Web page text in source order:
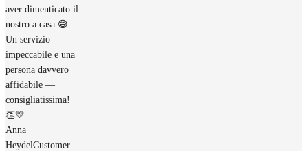
aver dimenticato il
nostro a casa 😅.
Un servizio
impeccabile e una
persona davvero
affidabile —
consigliatissima!
👏💛
Anna
HeydelCustomer